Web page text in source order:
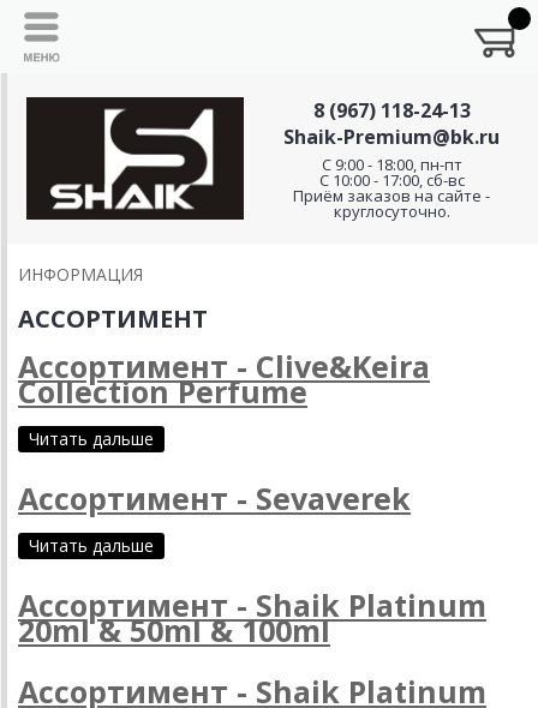
8 (967) 118-24-13
Shaik-Premium@bk.ru
C 9:00 - 18:00, пн-пт
С 10:00 - 17:00, сб-вс
Приём заказов на сайте -
круглосуточно.
ИНФОРМАЦИЯ
АССОРТИМЕНТ
Ассортимент - Clive&Keira
Collection Perfume
Читать дальше
Ассортимент - Sevaverek
Читать дальше
Ассортимент - Shaik Platinum
20ml & 50ml & 100ml
Ассортимент - Shaik Platinum